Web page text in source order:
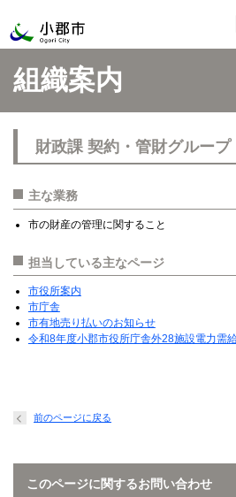
組織案内
財政課 契約・管財グループ
主な業務
市の財産の管理に関すること
担当している主なページ
市役所案内
市庁舎
市有地売り払いのお知らせ
令和8年度小郡市役所庁舎外28施設電力需
前のページに戻る
このページに関するお問い合わせ